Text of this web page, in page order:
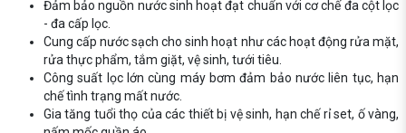
Đảm bảo nguồn nước sinh hoạt đạt chuẩn với cơ chế đa cột lọc
- đa cấp lọc.
Cung cấp nước sạch cho sinh hoạt như các hoạt động rửa mặt,
rửa thực phẩm, tắm giặt, vệ sinh, tưới tiêu.
Công suất lọc lớn cùng máy bơm đảm bảo nước liên tục, hạn
chế tình trạng mất nước.
Gia tăng tuổi thọ của các thiết bị vệ sinh, hạn chế rỉ set, ố vàng,